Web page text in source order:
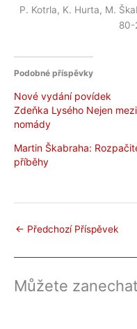
P. Kotrla, K. Hurta, M.
80-
Podobné příspěvky
Nové vydání povídek
Zdeňka Lysého Nejen mezi
nomády
Martin Škabraha:
příběhy
← Předchozí Příspěvek
Můžete